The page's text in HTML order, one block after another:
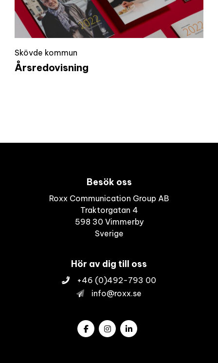
Skövde kommun
Årsredovisning
Besök oss
Roxx Communication Group AB
Traktorgatan 4
598 30 Vimmerby
Sverige
Hör av dig till oss
+46 (0)492-793 00
info@roxx.se